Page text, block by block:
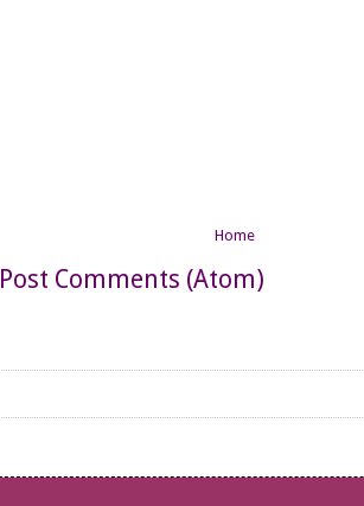
Home
Post Comments (Atom)